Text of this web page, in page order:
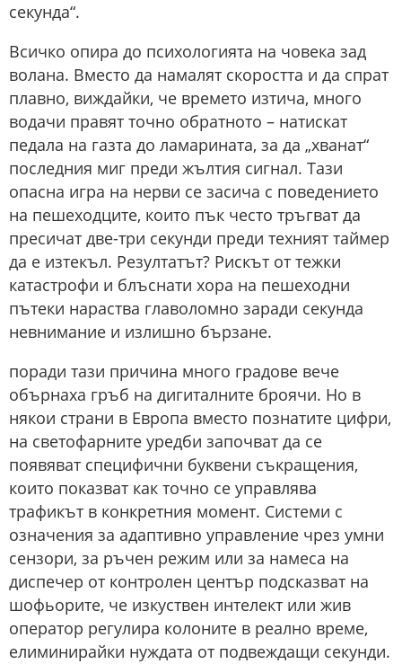
секунда“.
Всичко опира до психологията на човека зад
волана. Вместо да намалят скоростта и да спрат
плавно, виждайки, че времето изтича, много
водачи правят точно обратното – натискат
педала на газта до ламарината, за да „хванат“
последния миг преди жълтия сигнал. Тази
опасна игра на нерви се засича с поведението
на пешеходците, които пък често тръгват да
пресичат две-три секунди преди техният таймер
да е изтекъл. Резултатът? Рискът от тежки
катастрофи и блъснати хора на пешеходни
пътеки нараства главоломно заради секунда
невнимание и излишно бързане.
поради тази причина много градове вече
обърнаха гръб на дигиталните броячи. Но в
някои страни в Европа вместо познатите цифри,
на светофарните уредби започват да се
появяват специфични буквени съкращения,
които показват как точно се управлява
трафикът в конкретния момент. Системи с
означения за адаптивно управление чрез умни
сензори, за ръчен режим или за намеса на
диспечер от контролен център подсказват на
шофьорите, че изкуствен интелект или жив
оператор регулира колоните в реално време,
елиминирайки нуждата от подвеждащи секунди.